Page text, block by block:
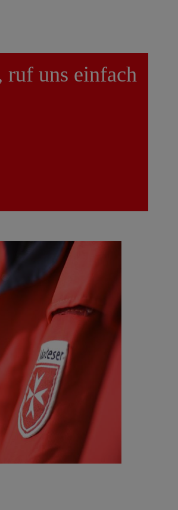
ruf uns einfach